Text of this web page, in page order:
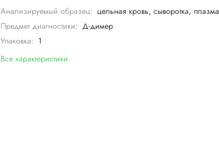
Анализируемый образец: цельная кровь, сыворотка, плазма
Предмет диагностики: Д-димер
Упаковка: 1
Все характеристики